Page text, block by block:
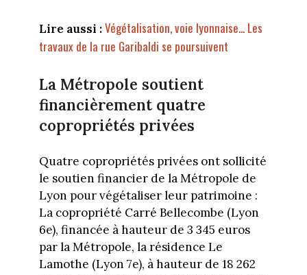
Lire aussi :Végétalisation, voie lyonnaise... Les
travaux de la rue Garibaldi se poursuivent
La Métropole soutient
financièrement quatre
copropriétés privées
Quatre copropriétés privées ont sollicité
le soutien financier de la Métropole de
Lyon pour végétaliser leur patrimoine :
La copropriété Carré Bellecombe (Lyon
6e), financée à hauteur de 3 345 euros
par la Métropole, la résidence Le
Lamothe (Lyon 7e), à hauteur de 18 262